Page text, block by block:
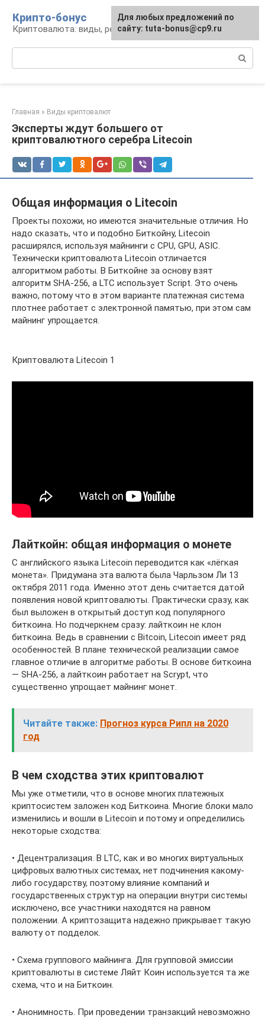
контенту
Крипто-бонус
Криптовалюта: виды, ресурсы, новости
Главная » Виды криптовалют
Эксперты ждут большего от
криптовалютного серебра Litecoin
Общая информация о Litecoin
Проекты похожи, но имеются значительные отличия. Но
надо сказать, что и подобно Биткойну, Litecoin
расширялся, используя майнинги с CPU, GPU, ASIC.
Технически криптовалюта Litecoin отличается
алгоритмом работы. В Биткойне за основу взят
алгоритм SHA-256, а LTC использует Script. Это очень
важно, потому что в этом варианте платежная система
плотнее работает с электронной памятью, при этом сам
майнинг упрощается.
Криптовалюта Litecoin 1
Лайткойн: общая информация о монете
С английского языка Litecoin переводится как «лёгкая
монета». Придумана эта валюта была Чарльзом Ли 13
октября 2011 года. Именно этот день считается датой
появления новой криптовалюты. Практически сразу, как
был выложен в открытый доступ код популярного
биткоина. Но подчеркнем сразу: лайткоин не клон
биткоина. Ведь в сравнении с Bitcoin, Litecoin имеет ряд
особенностей. В плане технической реализации самое
главное отличие в алгоритме работы. В основе биткоина
— SHA-256, а лайткоин работает на Scrypt, что
существенно упрощает майнинг монет.
Читайте также: Прогноз курса Рипл на 2020
год
В чем сходства этих криптовалют
Мы уже отметили, что в основе многих платежных
криптосистем заложен код Биткоина. Многие блоки мало
изменились и вошли в Litecoin и потому и определились
некоторые сходства:
• Децентрализация. В LTC, как и во многих виртуальных
цифровых валютных системах, нет подчинения какому-
либо государству, поэтому влияние компаний и
государственных структур на операции внутри системы
исключено, все участники находятся на равном
положении. А криптозащита надежно прикрывает такую
валюту от подделок.
• Схема группового майнинга. Для групповой эмиссии
криптовалюты в системе Ляйт Коин используется та же
схема, что и на Биткоин.
• Анонимность. При проведении транзакций невозможно
Для любых предложений по
сайту: tuta-bonus@cp9.ru